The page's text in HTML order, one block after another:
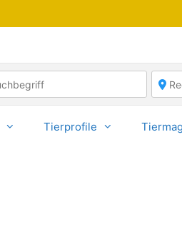
Tierprofile